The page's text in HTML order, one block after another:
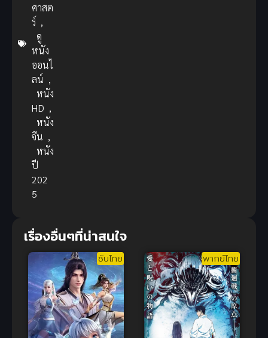
ศาสต
ร์ ,
ดู
หนัง
ออนไ
ลน์ ,
หนัง
HD ,
หนัง
จีน ,
หนัง
ปี
202
5
เรื่องอื่นๆที่น่าสนใจ
ซับไทย พากย์ไทย